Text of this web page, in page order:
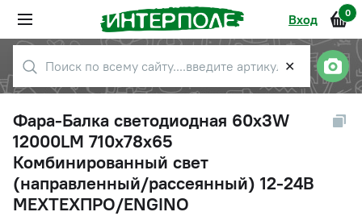
Вход 0
✕
Фара-Балка светодиодная 60х3W
12000LM 710х78х65
Комбинированный свет
(направленный/рассеянный) 12-24В
МЕХТЕХПРО/ENGINO